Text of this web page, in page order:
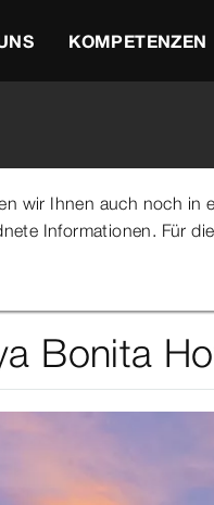
KOMPETENZEN
wir Ihnen auch noch in
Informationen. Für
Referenzen
Bonita